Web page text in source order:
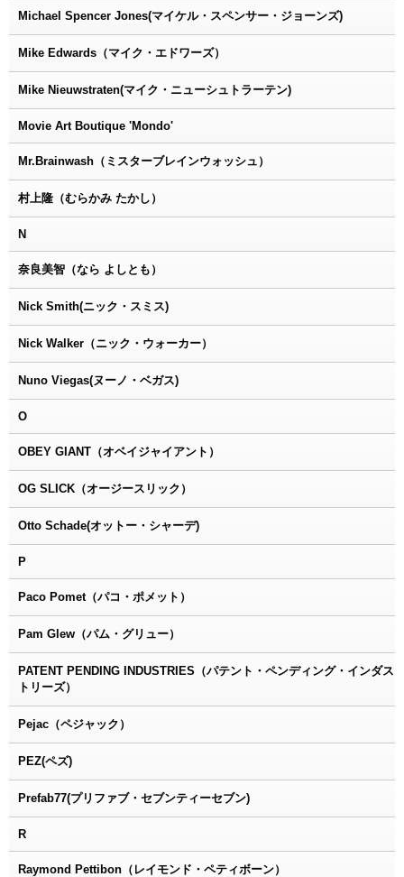
Michael Spencer Jones(マイケル・スペンサー・ジョーンズ)
Mike Edwards（マイク・エドワーズ）
Mike Nieuwstraten(マイク・ニューシュトラーテン)
Movie Art Boutique 'Mondo'
Mr.Brainwash（ミスターブレインウォッシュ）
村上隆（むらかみ たかし）
N
奈良美智（なら よしとも）
Nick Smith(ニック・スミス)
Nick Walker（ニック・ウォーカー）
Nuno Viegas(ヌーノ・ベガス)
O
OBEY GIANT（オベイジャイアント）
OG SLICK（オージースリック）
Otto Schade(オットー・シャーデ)
P
Paco Pomet（パコ・ポメット）
Pam Glew（パム・グリュー）
PATENT PENDING INDUSTRIES（パテント・ペンディング・インダス
トリーズ）
Pejac（ペジャック）
PEZ(ペズ)
Prefab77(プリファブ・セブンティーセブン)
R
Raymond Pettibon（レイモンド・ペティボーン）